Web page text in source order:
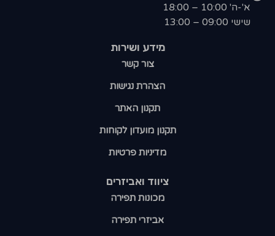
ציווד ואביזרים
מכונות תפירה
אביזרי תפירה
מידע ושירות
צור קשר
הצהרת נגישות
תקנון האתר
תקנון מועדון לקוחות
מדיניות פרטיות
א'-ה' 10:00 – 18:00
שישי 09:00 – 13:00